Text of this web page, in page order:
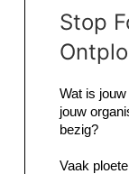
Stop
Wat is
jouw
bezig?
Vaak